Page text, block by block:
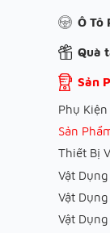
Ô Tô
Quà
Sản
Phụ
Sản
Thiết Bị
Vật
Vật
Vật